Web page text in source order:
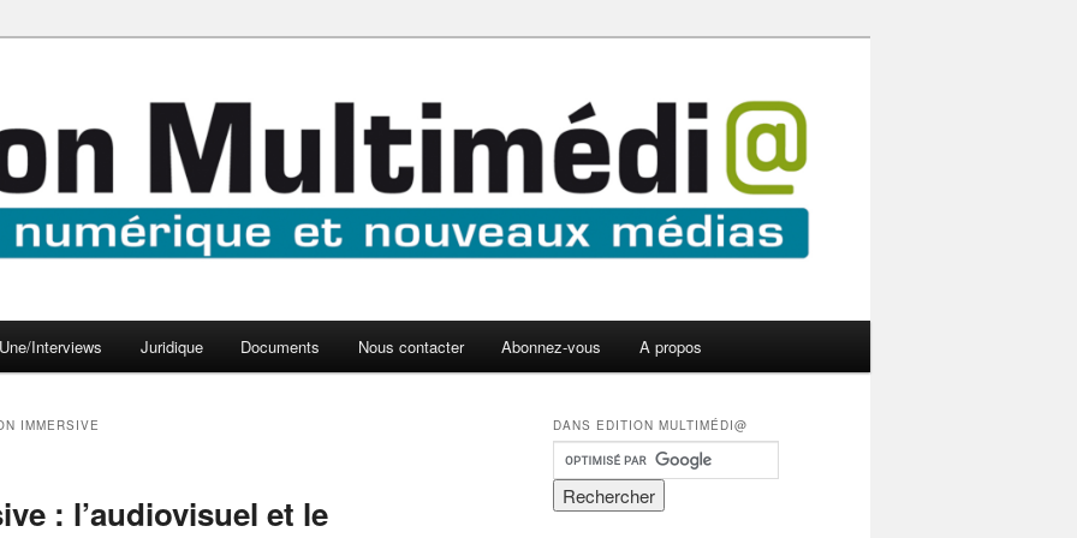
Une/Interviews Juridique Documents Nous contacter Abonnez-vous A propos
IMMERSIVE
: l’audiovisuel et le
DANS EDITION MULTIMÉDI@